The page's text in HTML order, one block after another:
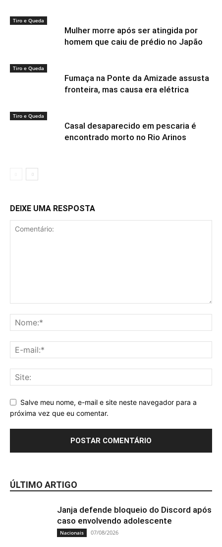
Tiro e Queda
Mulher morre após ser atingida por
homem que caiu de prédio no Japão
Tiro e Queda
Fumaça na Ponte da Amizade assusta
fronteira, mas causa era elétrica
Tiro e Queda
Casal desaparecido em pescaria é
encontrado morto no Rio Arinos
DEIXE UMA RESPOSTA
Salve meu nome, e-mail e site neste navegador para a
próxima vez que eu comentar.
ÚLTIMO ARTIGO
Janja defende bloqueio do Discord após
caso envolvendo adolescente
Nacionais 07/08/2026